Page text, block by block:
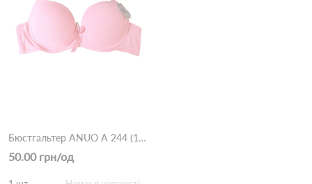
Бюстгальтер ANUO A 244 (13.3) Рожевий
50.00 грн/од